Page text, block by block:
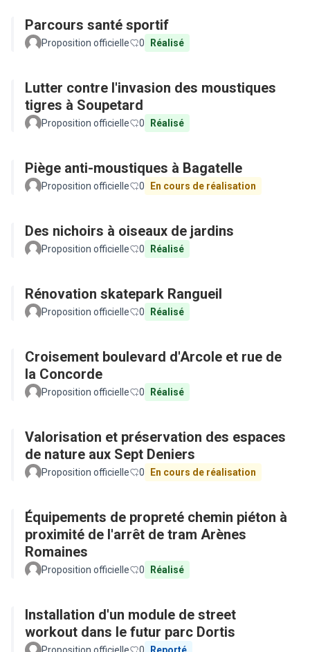
Parcours santé sportif
Proposition officielle 0 Réalisé
Lutter contre l'invasion des moustiques
tigres à Soupetard
Proposition officielle 0 Réalisé
Piège anti-moustiques à Bagatelle
Proposition officielle 0 En cours de réalisation
Des nichoirs à oiseaux de jardins
Proposition officielle 0 Réalisé
Rénovation skatepark Rangueil
Proposition officielle 0 Réalisé
Croisement boulevard d'Arcole et rue de
la Concorde
Proposition officielle 0 Réalisé
Valorisation et préservation des espaces
de nature aux Sept Deniers
Proposition officielle 0 En cours de réalisation
Équipements de propreté chemin piéton à
proximité de l'arrêt de tram Arènes
Romaines
Proposition officielle 0 Réalisé
Installation d'un module de street
workout dans le futur parc Dortis